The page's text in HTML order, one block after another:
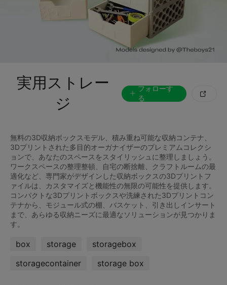
実用ストレー
ジ
フォローす
る

無料の3D収納ボックスモデル、積み重ね可能な収納コンテナ、
3Dプリントされた多目的オーガナイザーのプレミアムコレクシ
ョンで、あなたのスペースをスタイリッシュに整理しましょう。
ワークスペースの整理整頓、自宅の断捨離、クラフトルームの最
適化など、専門家がデザインした収納ボックスの3Dプリントフ
ァイルは、カスタマイズと機能性の無限の可能性を提供します。
コンパクトな3Dプリントボックスや洗練された3Dプリントコン
テナから、モジュール式の棚、バスケット、引き出しインサート
まで、あらゆる収納ニーズに最適なソリューションが見つかりま
box storage
storagebox
storagecontainer
storage box